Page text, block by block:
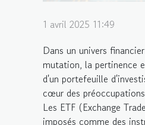
1 avril 2025 11:49
Dans un univers
mutation, la pertinence
d'un portefeuille
cœur des
Les ETF (Exchange
imposés comme des